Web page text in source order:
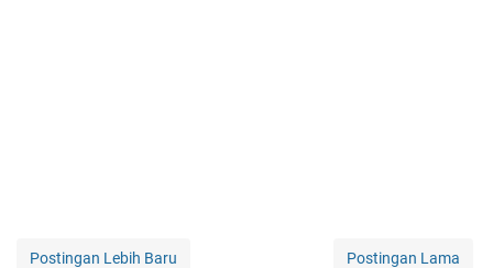
Postingan Lebih Baru Postingan Lama